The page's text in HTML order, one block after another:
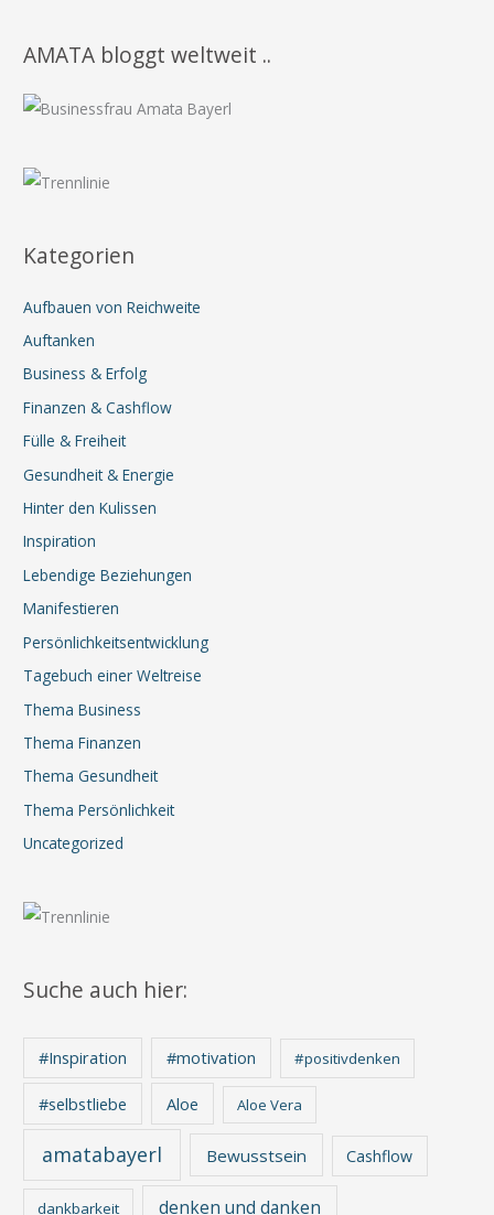
AMATA bloggt weltweit ..
Kategorien
Aufbauen von Reichweite
Auftanken
Business & Erfolg
Finanzen & Cashflow
Fülle & Freiheit
Gesundheit & Energie
Hinter den Kulissen
Inspiration
Lebendige Beziehungen
Manifestieren
Persönlichkeitsentwicklung
Tagebuch einer Weltreise
Thema Business
Thema Finanzen
Thema Gesundheit
Thema Persönlichkeit
Uncategorized
Suche auch hier:
#Inspiration #motivation #positivdenken
#selbstliebe Aloe Aloe Vera
amatabayerl Bewusstsein Cashflow
dankbarkeit denken und danken